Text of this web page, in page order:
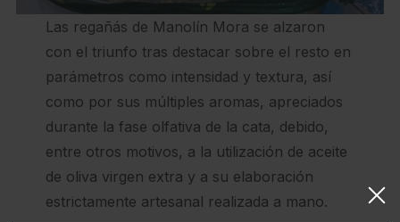
Las regañás de Manolín Mora se alzaron
con el triunfo tras destacar sobre el resto en
parámetros como intensidad y textura, así
como por sus múltiples aromas, apreciados
durante la fase olfativa de la cata, debido,
entre otros motivos, a la utilización de aceite
de oliva virgen extra y a su elaboración
estrictamente artesanal realizada a mano.